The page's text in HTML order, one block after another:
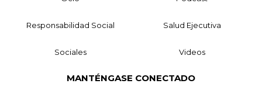
Responsabilidad Social Salud Ejecutiva
Sociales Videos
MANTÉNGASE CONECTADO